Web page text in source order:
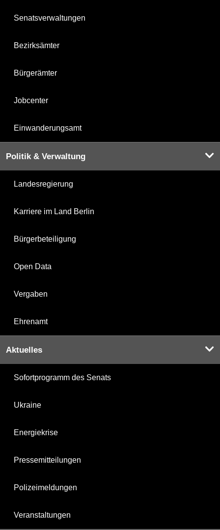
Senatsverwaltungen
Bezirksämter
Bürgerämter
Jobcenter
Einwanderungsamt
Politik & Verwaltung
Landesregierung
Karriere im Land Berlin
Bürgerbeteiligung
Open Data
Vergaben
Ehrenamt
Aktuelles
Sofortprogramm des Senats
Ukraine
Energiekrise
Pressemitteilungen
Polizeimeldungen
Veranstaltungen